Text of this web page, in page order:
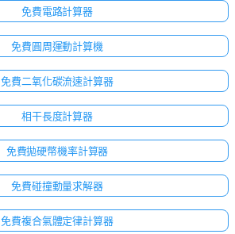
免費電路計算器
免費圓周運動計算機
免費二氧化碳流速計算器
相干長度計算器
免費拋硬幣機率計算器
免費碰撞動量求解器
免費複合氣體定律計算器